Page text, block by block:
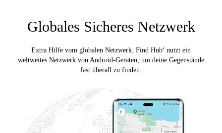
Globales Sicheres Netzwerk
Extra Hilfe vom globalen Netzwerk. Find Hub4 nutzt ein
weltweites Netzwerk von Android-Geräten, um deine Gegenstände
fast überall zu finden.